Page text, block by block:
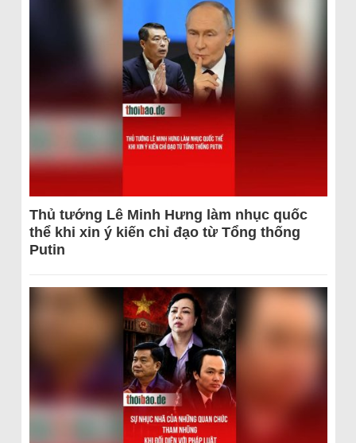
Thủ tướng Lê Minh Hưng làm nhục quốc
thể khi xin ý kiến chỉ đạo từ Tổng thống
Putin